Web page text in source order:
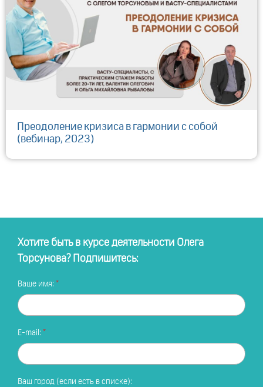
Преодоление кризиса в гармонии с собой
(вебинар, 2023)
Хотите быть в курсе деятельности Олега
Торсунова? Подпишитесь:
Ваше имя:
E-mail:
Ваш город (если есть в списке):